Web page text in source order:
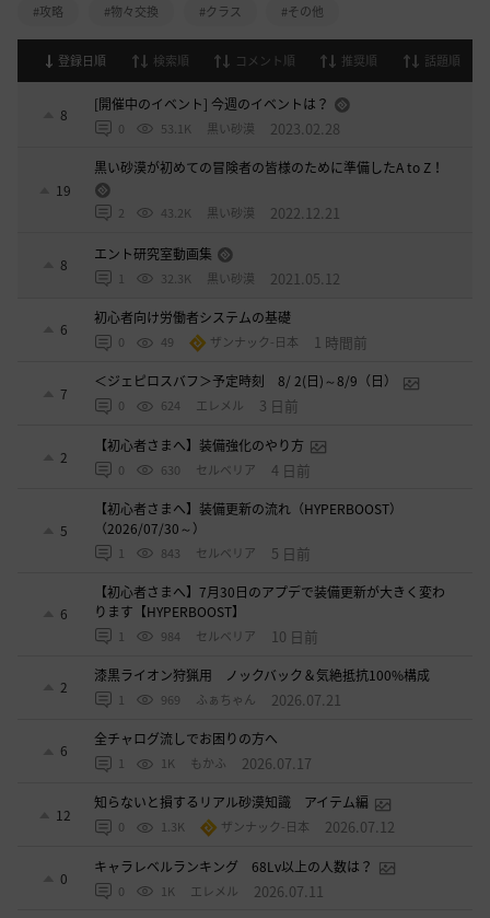
#攻略
#物々交換 #クラス #その他
登録日順 検索順 コメント順 推奨順 話題順
8
[開催中のイベント] 今週のイベントは？
0 53.1K 黒い砂漠 2023.02.28
19
黒い砂漠が初めての冒険者の皆様のために準備したA to Z！
2 43.2K 黒い砂漠 2022.12.21
8
エント研究室動画集
1 32.3K 黒い砂漠 2021.05.12
6
初心者向け労働者システムの基礎
0 49 ザンナック-日本 1 時間前
7
＜ジェピロスバフ＞予定時刻 8/ 2(日)～8/9（日）
0 624 エレメル 3 日前
2
【初心者さまへ】装備強化のやり方
0 630 セルベリア 4 日前
5
【初心者さまへ】装備更新の流れ（HYPERBOOST）
（2026/07/30～）
1 843 セルベリア 5 日前
6
【初心者さまへ】7月30日のアプデで装備更新が大きく変わ
ります【HYPERBOOST】
1 984 セルベリア 10 日前
2
漆黒ライオン狩猟用 ノックバック＆気絶抵抗100%構成
1 969 ふぁちゃん 2026.07.21
6
全チャログ流しでお困りの方へ
1 1K もかふ 2026.07.17
12
知らないと損するリアル砂漠知識 アイテム編
0 1.3K ザンナック-日本 2026.07.12
0
キャラレベルランキング 68Lv以上の人数は？
0 1K エレメル 2026.07.11